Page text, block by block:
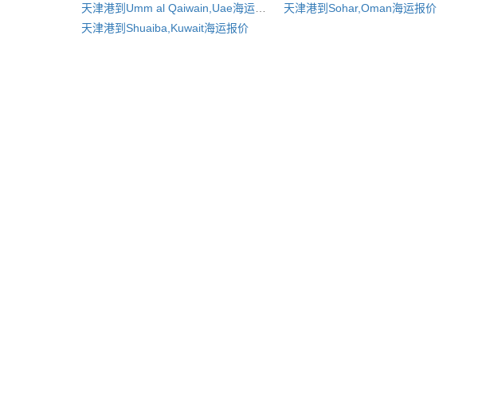
天津港到Sohar,Oman海运报价
天津港到Shuaiba,Kuwait海运报价